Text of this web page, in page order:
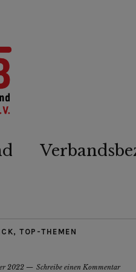
, TOP-THEMEN
2022 Schreibe einen Kommentar